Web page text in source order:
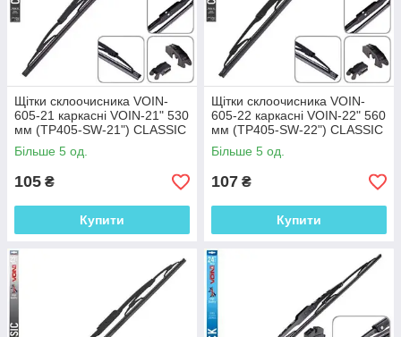
Щітки склоочисника VOIN-
605-21 каркасні VOIN-21" 530
мм (TP405-SW-21") CLASSIC
Більше 5 од.
105 ₴
Купити
Щітки склоочисника VOIN-
605-22 каркасні VOIN-22" 560
мм (TP405-SW-22") CLASSIC
Більше 5 од.
107 ₴
Купити